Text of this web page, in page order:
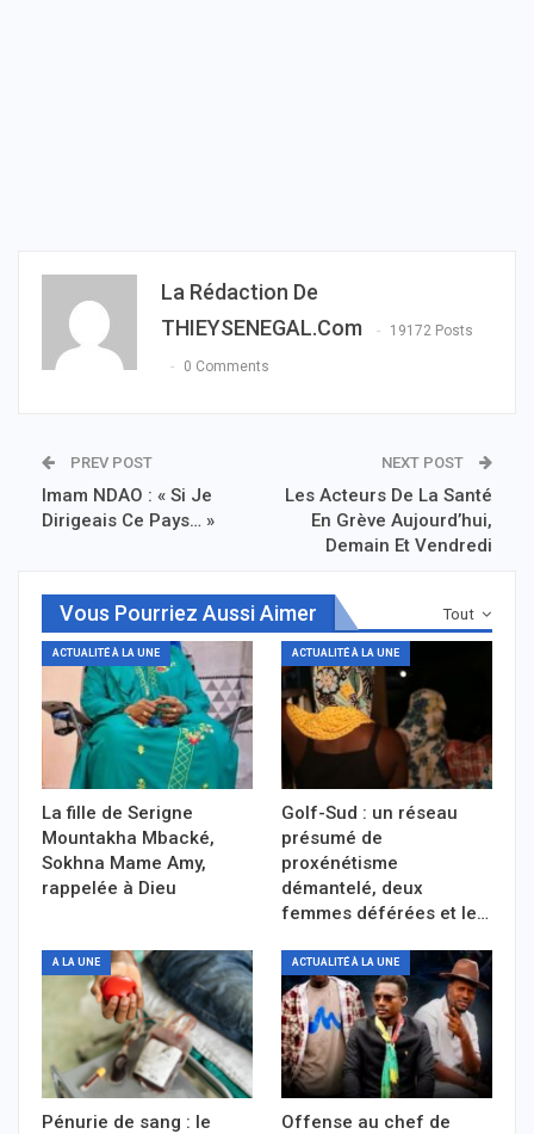
La Rédaction De
THIEYSENEGAL.com
19172 Posts
0 Comments
PREV POST
Imam NDAO : « Si Je
Dirigeais Ce Pays… »
NEXT POST
Les Acteurs De La Santé
En Grève Aujourd’hui,
Demain Et Vendredi
Tout
Vous Pourriez Aussi Aimer
ACTUALITÉ À LA UNE
La fille de Serigne
Mountakha Mbacké,
Sokhna Mame Amy,
rappelée à Dieu
ACTUALITÉ À LA UNE
Golf-Sud : un réseau
présumé de
proxénétisme
démantelé, deux
femmes déférées et le…
A LA UNE
Pénurie de sang : le
ACTUALITÉ À LA UNE
Offense au chef de